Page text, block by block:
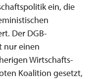
ein, die
Der DGB-
nur einen
Wirtschafts-
Koalition gesetzt,